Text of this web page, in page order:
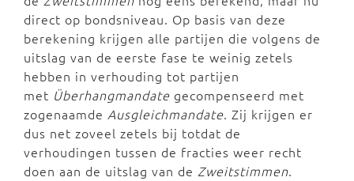
direct op bondsniveau. Op basis van deze
berekening krijgen alle partijen die volgens de
uitslag van de eerste fase te weinig zetels
hebben in verhouding tot partijen
met Überhangmandate gecompenseerd met
zogenaamde Ausgleichmandate. Zij krijgen er
dus net zoveel zetels bij totdat de
verhoudingen tussen de fracties weer recht
doen aan de uitslag van de Zweitstimmen.